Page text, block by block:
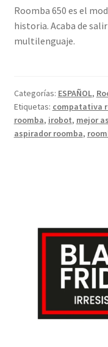
Roomba 650 es el
historia. Acaba de
multilenguaje.
Categorías: ESPAÑOL,
Etiquetas: compatativa
roomba, irobot, mejor
aspirador roomba,